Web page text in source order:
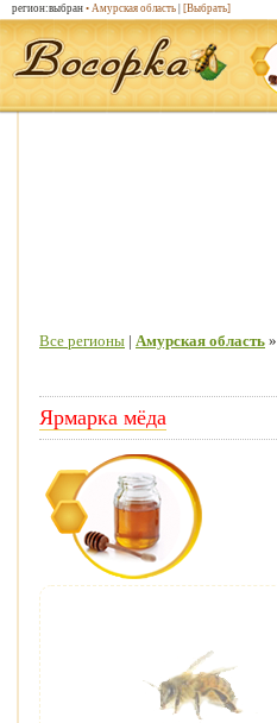
Все регионы | Амурская область »
Ярмарка мёда
регион:выбран • Амурская область [Выбрать]